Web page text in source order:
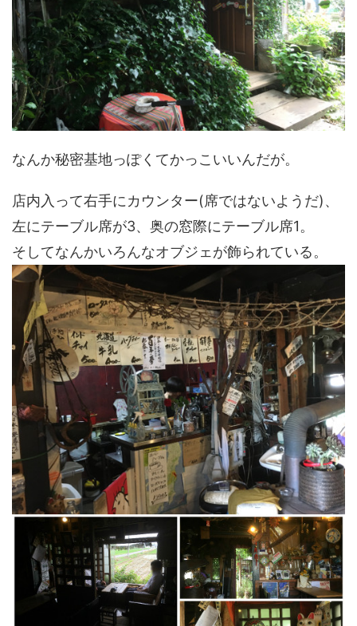
なんか秘密基地っぽくてかっこいいんだが。
店内入って右手にカウンター(席ではないようだ)、
左にテーブル席が3、奥の窓際にテーブル席1。
そしてなんかいろんなオブジェが飾られている。